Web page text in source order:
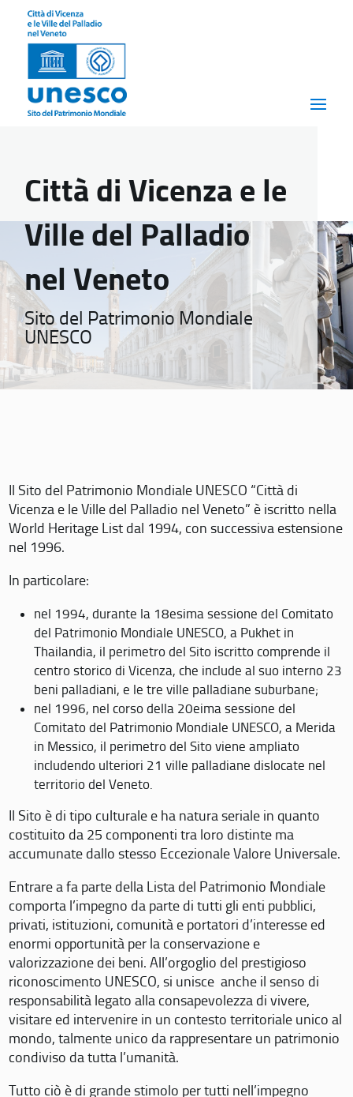
Città di Vicenza e le
Ville del Palladio
nel Veneto
Sito del Patrimonio Mondiale
UNESCO
Il Sito del Patrimonio Mondiale UNESCO “Città di
Vicenza e le Ville del Palladio nel Veneto” è iscritto nella
World Heritage List dal 1994, con successiva estensione
nel 1996.
In particolare:
nel 1994, durante la 18esima sessione del Comitato
del Patrimonio Mondiale UNESCO, a Pukhet in
Thailandia, il perimetro del Sito iscritto comprende il
centro storico di Vicenza, che include al suo interno 23
beni palladiani, e le tre ville palladiane suburbane;
nel 1996, nel corso della 20eima sessione del
Comitato del Patrimonio Mondiale UNESCO, a Merida
in Messico, il perimetro del Sito viene ampliato
includendo ulteriori 21 ville palladiane dislocate nel
territorio del Veneto.
Il Sito è di tipo culturale e ha natura seriale in quanto
costituito da 25 componenti tra loro distinte ma
accumunate dallo stesso Eccezionale Valore Universale.
Entrare a fa parte della Lista del Patrimonio Mondiale
comporta l’impegno da parte di tutti gli enti pubblici,
privati, istituzioni, comunità e portatori d’interesse ed
enormi opportunità per la conservazione e
valorizzazione dei beni. All’orgoglio del prestigioso
riconoscimento UNESCO, si unisce anche il senso di
responsabilità legato alla consapevolezza di vivere,
visitare ed intervenire in un contesto territoriale unico al
mondo, talmente unico da rappresentare un patrimonio
condiviso da tutta l’umanità.
Tutto ciò è di grande stimolo per tutti nell’impegno